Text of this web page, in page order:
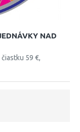
NAD
59 €,